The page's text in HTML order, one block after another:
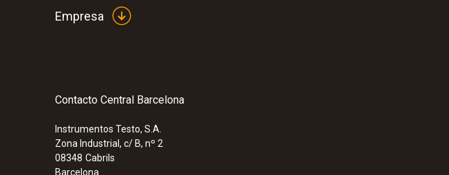
Empresa
Contacto Central Barcelona
Instrumentos Testo, S.A.
Zona Industrial, c/ B, nº 2
08348 Cabrils
Barcelona